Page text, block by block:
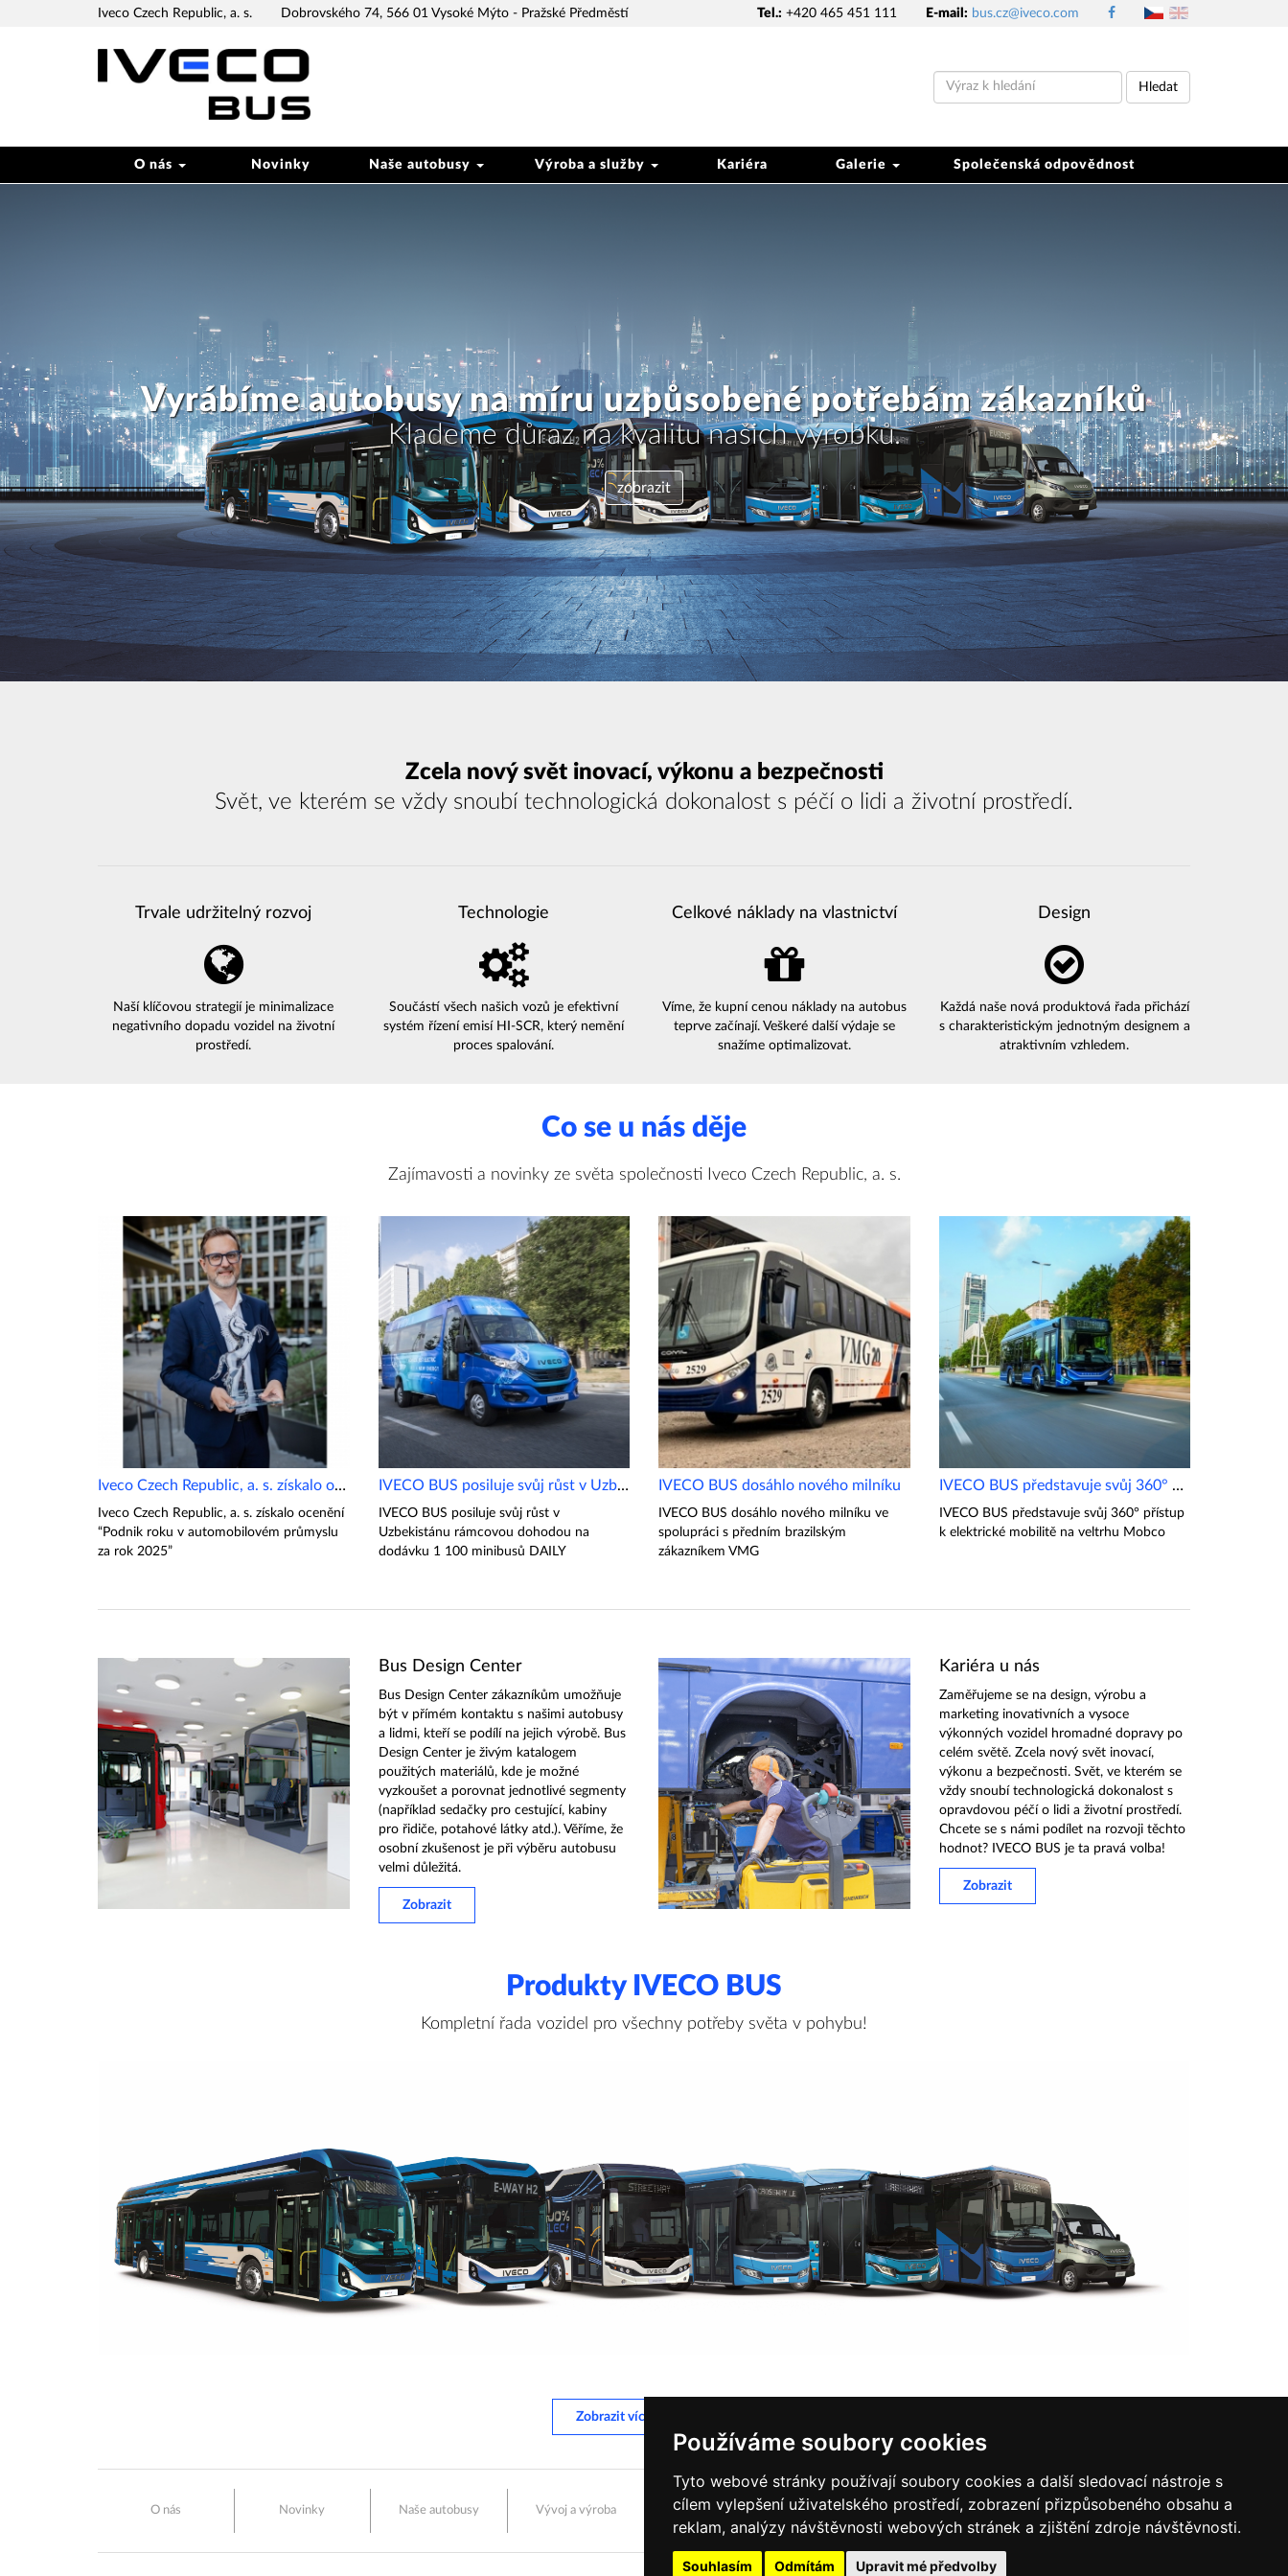
Používáme soubory cookies
Tyto webové stránky používají soubory cookies a další sledovací nástroje s
cílem vylepšení uživatelského prostředí, zobrazení přizpůsobeného obsahu a
reklam, analýzy návštěvnosti webových stránek a zjištění zdroje návštěvnosti.
Souhlasím Odmítám Upravit mé předvolby
Iveco Czech Republic, a. s. Dobrovského 74, 566 01 Vysoké Mýto - Pražské Předměstí Tel.: +420 465 451 111 E-mail: bus.cz@iveco.com
Hledat
O nás Novinky Naše autobusy Výroba a služby Kariéra Galerie Společenská odpovědnost
Jsme největším výrobcem autobusů v Evropě
Vydejte se spolu s námi na cestu.
zobrazit
Zcela nový svět inovací, výkonu a bezpečnosti
Svět, ve kterém se vždy snoubí technologická dokonalost s péčí o lidi a životní prostředí.
Trvale udržitelný rozvoj
Naší klíčovou strategií je minimalizace
negativního dopadu vozidel na životní
prostředí.
Technologie
Součástí všech našich vozů je efektivní
systém řízení emisí HI-SCR, který nemění
proces spalování.
Celkové náklady na vlastnictví
Víme, že kupní cenou náklady na autobus
teprve začínají. Veškeré další výdaje se
snažíme optimalizovat.
Design
Každá naše nová produktová řada přichází
s charakteristickým jednotným designem a
atraktivním vzhledem.
Co se u nás děje
Zajímavosti a novinky ze světa společnosti Iveco Czech Republic, a. s.
Iveco Czech Republic, a. s. získalo ocenění
Iveco Czech Republic, a. s. získalo ocenění
“Podnik roku v automobilovém průmyslu
za rok 2025”
IVECO BUS posiluje svůj růst v Uzbekistánu
IVECO BUS posiluje svůj růst v
Uzbekistánu rámcovou dohodou na
dodávku 1 100 minibusů DAILY
IVECO BUS dosáhlo nového milníku
IVECO BUS dosáhlo nového milníku ve
spolupráci s předním brazilským
zákazníkem VMG
IVECO BUS představuje svůj 360° přístup k elektrické mobilitě
IVECO BUS představuje svůj 360° přístup
k elektrické mobilitě na veltrhu Mobco
Bus Design Center
Bus Design Center zákazníkům umožňuje
být v přímém kontaktu s našimi autobusy
a lidmi, kteří se podílí na jejich výrobě. Bus
Design Center je živým katalogem
použitých materiálů, kde je možné
vyzkoušet a porovnat jednotlivé segmenty
(například sedačky pro cestující, kabiny
pro řidiče, potahové látky atd.). Věříme, že
osobní zkušenost je při výběru autobusu
velmi důležitá.
Zobrazit
Kariéra u nás
Zaměřujeme se na design, výrobu a
marketing inovativních a vysoce
výkonných vozidel hromadné dopravy po
celém světě. Zcela nový svět inovací,
výkonu a bezpečnosti. Svět, ve kterém se
vždy snoubí technologická dokonalost s
opravdovou péčí o lidi a životní prostředí.
Chcete se s námi podílet na rozvoji těchto
hodnot? IVECO BUS je ta pravá volba!
Zobrazit
Produkty IVECO BUS
Kompletní řada vozidel pro všechny potřeby světa v pohybu!
Zobrazit více informací
O nás Novinky Naše autobusy Vývoj a výroba Prodej a servis Kariéra Kontakty
Ochrana osobních